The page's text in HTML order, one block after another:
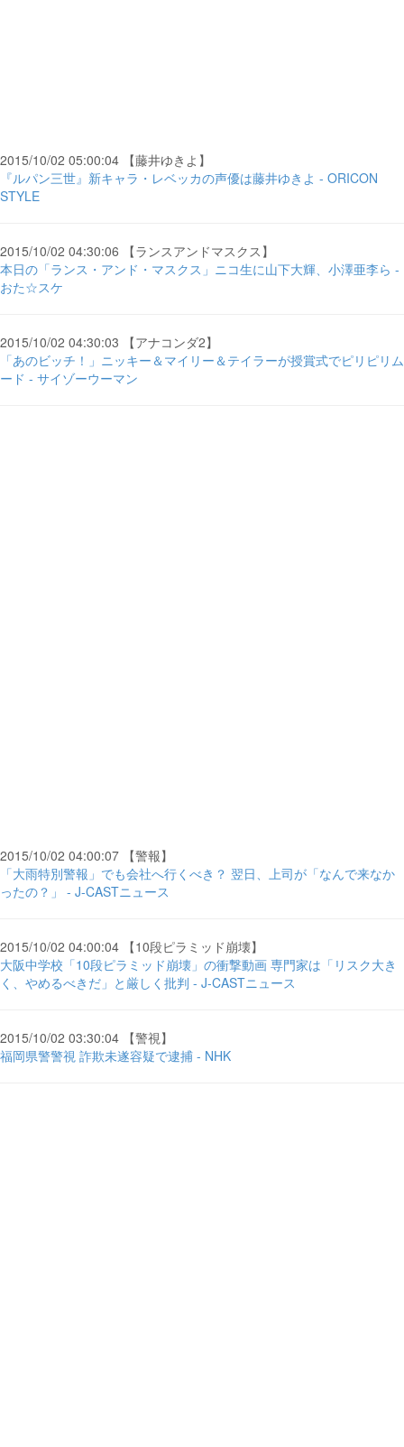
2015/10/02 05:00:04 【藤井ゆきよ】
『ルパン三世』新キャラ・レベッカの声優は藤井ゆきよ - ORICON
STYLE
2015/10/02 04:30:06 【ランスアンドマスクス】
本日の「ランス・アンド・マスクス」ニコ生に山下大輝、小澤亜李ら -
おた☆スケ
2015/10/02 04:30:03 【アナコンダ2】
「あのビッチ！」ニッキー＆マイリー＆テイラーが授賞式でピリピリム
ード - サイゾーウーマン
2015/10/02 04:00:07 【警報】
「大雨特別警報」でも会社へ行くべき？ 翌日、上司が「なんで来なか
ったの？」 - J-CASTニュース
2015/10/02 04:00:04 【10段ピラミッド崩壊】
大阪中学校「10段ピラミッド崩壊」の衝撃動画 専門家は「リスク大き
く、やめるべきだ」と厳しく批判 - J-CASTニュース
2015/10/02 03:30:04 【警視】
福岡県警警視 詐欺未遂容疑で逮捕 - NHK